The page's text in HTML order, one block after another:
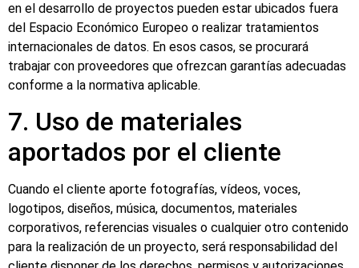
en el desarrollo de proyectos pueden estar ubicados fuera
del Espacio Económico Europeo o realizar tratamientos
internacionales de datos. En esos casos, se procurará
trabajar con proveedores que ofrezcan garantías adecuadas
conforme a la normativa aplicable.
7. Uso de materiales
aportados por el cliente
Cuando el cliente aporte fotografías, vídeos, voces,
logotipos, diseños, música, documentos, materiales
corporativos, referencias visuales o cualquier otro contenido
para la realización de un proyecto, será responsabilidad del